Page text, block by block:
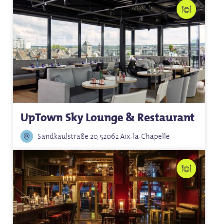
UpTown Sky Lounge & Restaurant
Sandkaulstraße 20, 52062 Aix-la-Chapelle